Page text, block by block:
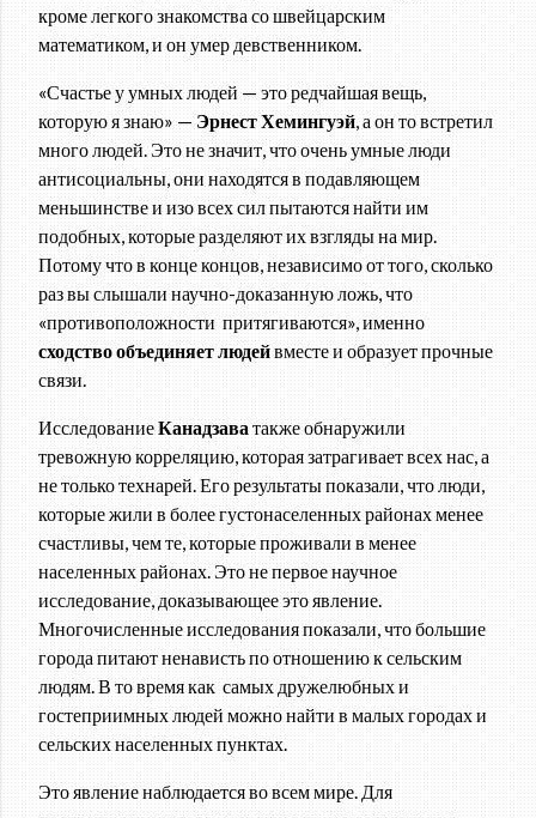
кроме легкого знакомства со швейцарским
математиком, и он умер девственником.
«Счастье у умных людей — это редчайшая вещь,
которую я знаю» — Эрнест Хемингуэй, а он то встретил
много людей. Это не значит, что очень умные люди
антисоциальны, они находятся в подавляющем
меньшинстве и изо всех сил пытаются найти им
подобных, которые разделяют их взгляды на мир.
Потому что в конце концов, независимо от того, сколько
раз вы слышали научно-доказанную ложь, что
«противоположности притягиваются», именно
сходство объединяет людейвместе и образует прочные
связи.
ИсследованиеКанадзаватакже обнаружили
тревожную корреляцию, которая затрагивает всех нас, а
не только технарей. Его результаты показали, что люди,
которые жили в более густонаселенных районах менее
счастливы, чем те, которые проживали в менее
населенных районах. Это не первое научное
исследование, доказывающее это явление.
Многочисленные исследования показали, что большие
города питают ненависть по отношению к сельским
людям. В то время как самых дружелюбных и
гостеприимных людей можно найти в малых городах и
сельских населенных пунктах.
Это явление наблюдается во всем мире. Для